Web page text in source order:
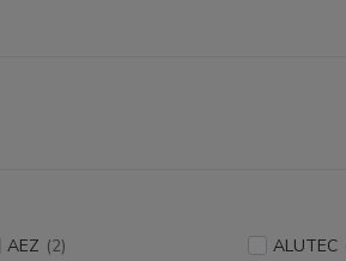
AEZ (2) ALUTEC